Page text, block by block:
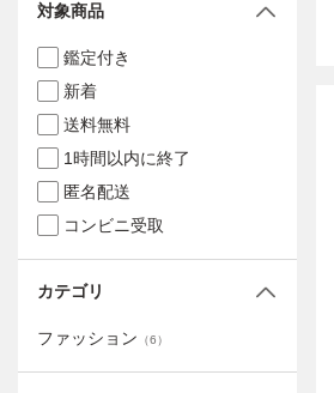
対象商品
鑑定付き
新着
送料無料
1時間以内に終了
匿名配送
コンビニ受取
カテゴリ
ファッション （6）